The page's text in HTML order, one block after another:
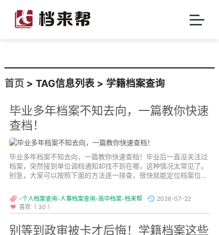
首页> TAG信息列表 > 学籍档案查询
毕业多年档案不知去向，一篇教你快速
查档！
毕业多年档案不知去向，一篇教你快速查档！毕业后一直没关注过
档案，突然接到单位调档通知却找不到在哪，这种情况太常见了。
别急，大家可以按照下面的方法逐一排查，很快就能定位档案位置
-个人档案查询-人事档案查询-高中档案-档来帮
2026-07-22
喜欢（ 30 ）
别等到政审被卡才后悔！学籍档案这些